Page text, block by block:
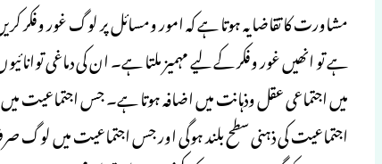
مشاورت کا تقاضا یہ ہوتا ہے کہ امور ومسائل پر لوگ غور
ہے تو انھیں غور وفکر کے لیے مہمیز ملتا ہے۔ ان کی دماغی
میں اجتماعی عقل وذہانت میں اضافہ ہوتا ہے۔ جس اجتماعیت
اجتماعیت کی ذہنی سطح بلند ہوگی اور جس اجتماعیت میں